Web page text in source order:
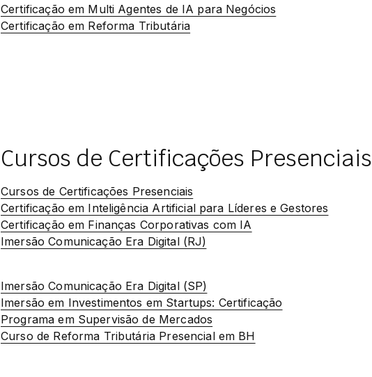
Certificação em Multi Agentes de IA para Negócios
Certificação em Reforma Tributária
Cursos de Certificações Presenciais
Cursos de Certificações Presenciais
Certificação em Inteligência Artificial para Líderes e Gestores
Certificação em Finanças Corporativas com IA
Imersão Comunicação Era Digital (RJ)
Imersão Comunicação Era Digital (SP)
Imersão em Investimentos em Startups: Certificação
Programa em Supervisão de Mercados
Curso de Reforma Tributária Presencial em BH